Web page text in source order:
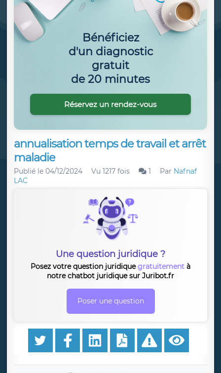
annualisation temps de travail et arrêt
maladie
Publié le 04/12/2024 Vu 1217 fois 1 Par Nafnaf
LAC
Une question juridique ?
Posez votre question juridiquegratuitement à
notre chatbot juridique sur Juribot.fr
Poser une question
Bénéficiez
d'un diagnostic
gratuit
de 20 minutes
Réservez un rendez-vous